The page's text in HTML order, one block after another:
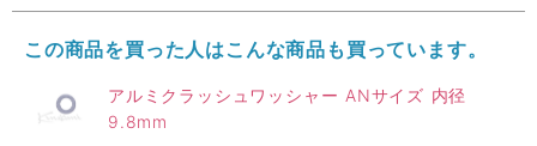
この商品を買った人はこんな商品も買っています。
アルミクラッシュワッシャー ANサイズ 内径
9.8mm